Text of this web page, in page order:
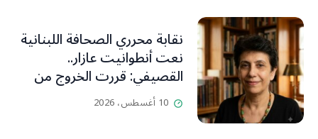
نقابة محرري الصحافة اللبنانية
نعت أنطوانيت عازار..
القصيفي: قررت الخروج من
عزلتها والإنطلاق إلى عالم
أفضل ينسيها ما سامته من
10 أغسطس، 2026